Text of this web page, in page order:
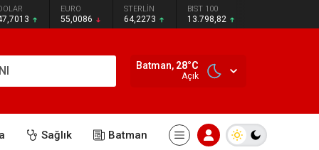
EURO
55,0086
STERLİN
64,2273
BIST 100
13.798,82
Batman, 28°C
Açık
Sağlık Batman